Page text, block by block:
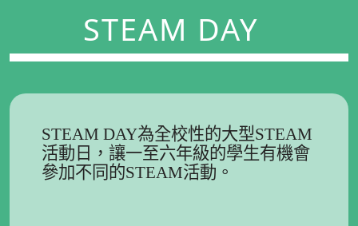
STEAM DAY
STEAM DAY為全校性的大型STEAM
活動日，讓一至六年級的學生有機會
參加不同的STEAM活動。